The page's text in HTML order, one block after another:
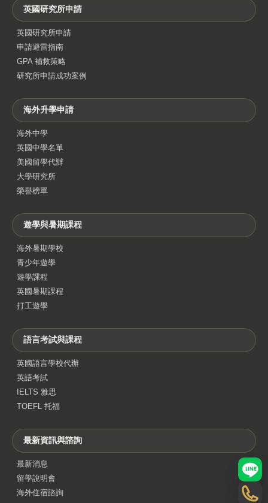
英國研究所申請
英國研究所申請
申請避雷指南
GPA 補救策略
研究所申請成功案例
海外升學申請
海外中學
英國中學名單
美國留學代辦
大學研究所
榮譽榜單
遊學與暑期課程
海外暑期學校
青少年遊學
遊學課程
英國暑期課程
打工遊學
語言考試與課程
英國語言學校代辦
英語考試
IELTS 雅思
TOEFL 托福
最新資訊與諮詢
最新消息
留學說明會
海外住宿諮詢
LINE
電話